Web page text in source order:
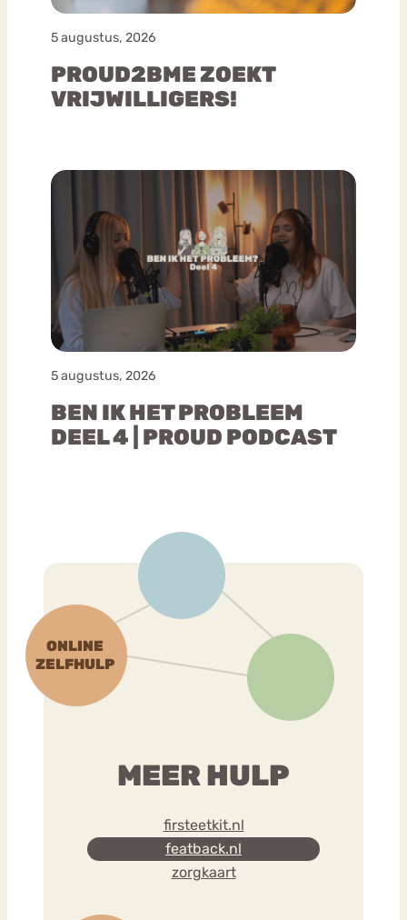
5 augustus, 2026
PROUD2BME ZOEKT
VRIJWILLIGERS!
5 augustus, 2026
BEN IK HET PROBLEEM
DEEL 4 | PROUD PODCAST
MEER HULP
firsteetkit.nl
featback.nl
zorgkaart